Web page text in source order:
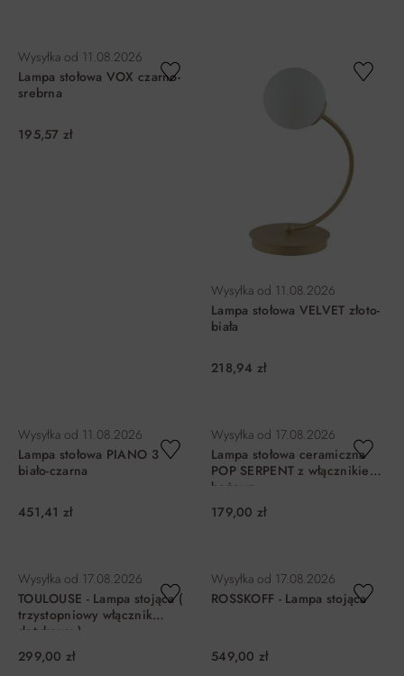
Wysyłka od 11.08.2026
Lampa stołowa VOX czarno-
srebrna
195,57 zł
Wysyłka od 11.08.2026
Lampa stołowa VELVET złoto-
biała
218,94 zł
Wysyłka od 11.08.2026
Lampa stołowa PIANO 3
biało-czarna
451,41 zł
Wysyłka od 17.08.2026
Lampa stołowa ceramiczna
POP SERPENT z włącznikiem
beżowa
179,00 zł
Wysyłka od 17.08.2026
TOULOUSE - Lampa stojąca (
trzystopniowy włącznik
dotykowy )
299,00 zł
Wysyłka od 17.08.2026
ROSSKOFF - Lampa stojąca
549,00 zł